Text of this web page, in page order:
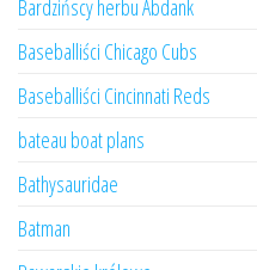
Bardzińscy herbu Abdank
Baseballiści Chicago Cubs
Baseballiści Cincinnati Reds
bateau boat plans
Bathysauridae
Batman